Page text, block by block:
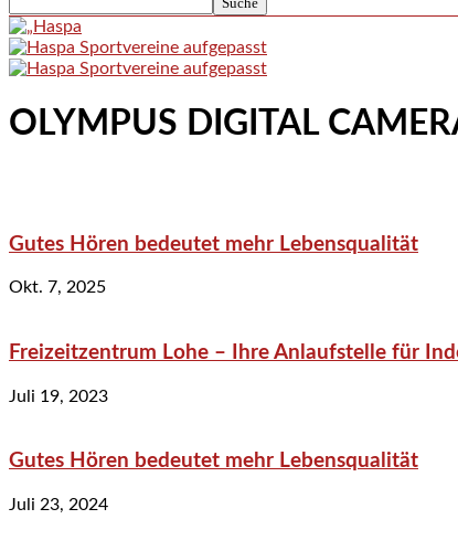
OLYMPUS DIGITAL
Gutes Hören bedeutet mehr Lebensqualität
Okt. 7, 2025
Freizeitzentrum Lohe – Ihre Anlaufstelle für
Juli 19, 2023
Gutes Hören bedeutet mehr Lebensqualität
Juli 23, 2024